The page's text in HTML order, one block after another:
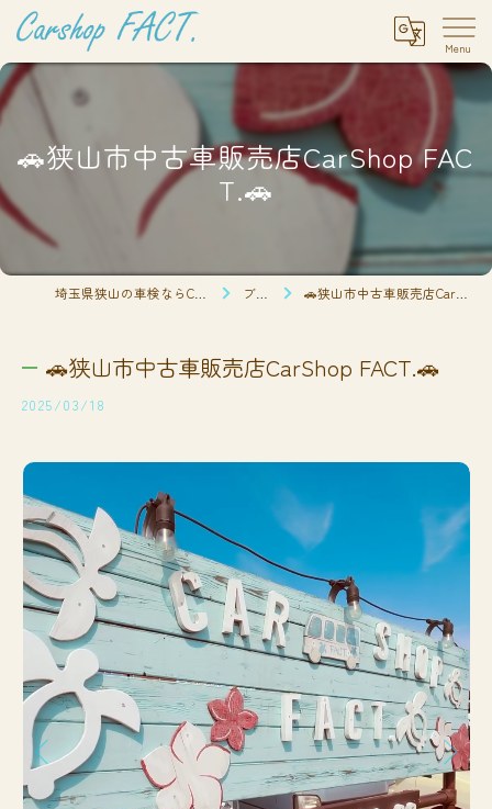
🚗狭山市中古車販売店CarShop FAC
T.🚗
ブログ 🚗狭山市中古車販売店CarShop FACT.🚗
🚗狭山市中古車販売店CarShop FACT.🚗
2025/03/18